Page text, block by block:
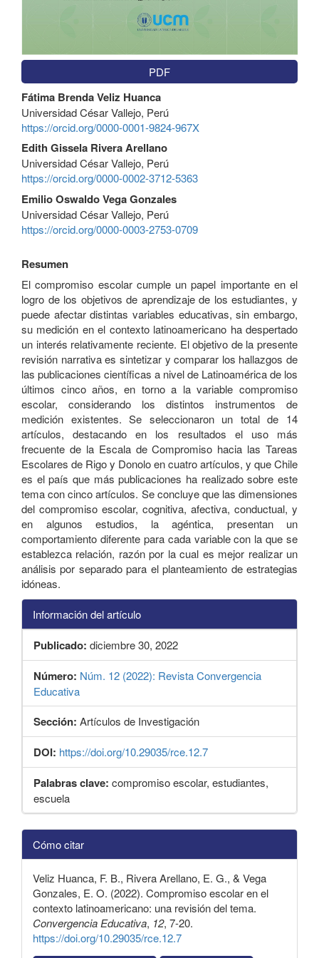
PDF
Contenido
principal
del
artículo
Fátima Brenda Veliz Huanca
Universidad César Vallejo, Perú
https://orcid.org/0000-0001-9824-967X
Edith Gissela Rivera Arellano
Universidad César Vallejo, Perú
https://orcid.org/0000-0002-3712-5363
Emilio Oswaldo Vega Gonzales
Universidad César Vallejo, Perú
https://orcid.org/0000-0003-2753-0709
Resumen
El compromiso escolar cumple un papel importante en el
logro de los objetivos de aprendizaje de los estudiantes, y
puede afectar distintas variables educativas, sin embargo,
su medición en el contexto latinoamericano ha despertado
un interés relativamente reciente. El objetivo de la presente
revisión narrativa es sintetizar y comparar los hallazgos de
las publicaciones científicas a nivel de Latinoamérica de los
últimos cinco años, en torno a la variable compromiso
escolar, considerando los distintos instrumentos de
medición existentes. Se seleccionaron un total de 14
artículos, destacando en los resultados el uso más
frecuente de la Escala de Compromiso hacia las Tareas
Escolares de Rigo y Donolo en cuatro artículos, y que Chile
es el país que más publicaciones ha realizado sobre este
tema con cinco artículos. Se concluye que las dimensiones
del compromiso escolar, cognitiva, afectiva, conductual, y
en algunos estudios, la agéntica, presentan un
comportamiento diferente para cada variable con la que se
establezca relación, razón por la cual es mejor realizar un
análisis por separado para el planteamiento de estrategias
idóneas.
Información del artículo
Publicado: diciembre 30, 2022
Número: Núm. 12 (2022): Revista Convergencia
Educativa
Sección: Artículos de Investigación
DOI: https://doi.org/10.29035/rce.12.7
Palabras clave: compromiso escolar, estudiantes,
escuela
Detalles
del
artículo
Cómo citar
Veliz Huanca, F. B., Rivera Arellano, E. G., & Vega
Gonzales, E. O. (2022). Compromiso escolar en el
contexto latinoamericano: una revisión del tema.
Convergencia Educativa, 12, 7-20.
https://doi.org/10.29035/rce.12.7